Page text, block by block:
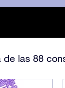
las 88